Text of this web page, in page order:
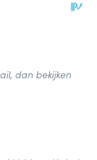
dan bekijken